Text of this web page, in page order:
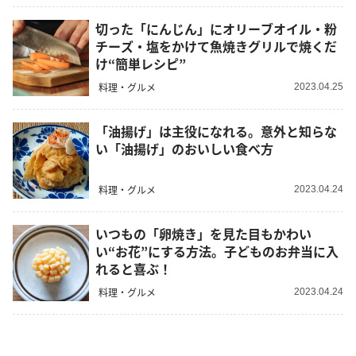
切った「にんじん」にオリーブオイル・粉
チーズ・塩をかけて魚焼きグリルで焼くだ
け“簡単レシピ”
料理・グルメ 2023.04.25
「油揚げ」は主役になれる。意外と知らな
い「油揚げ」のおいしい食べ方
料理・グルメ 2023.04.24
いつもの「卵焼き」を見た目もかわい
い“お花”にする方法。子どものお弁当に入
れると喜ぶ！
料理・グルメ 2023.04.24